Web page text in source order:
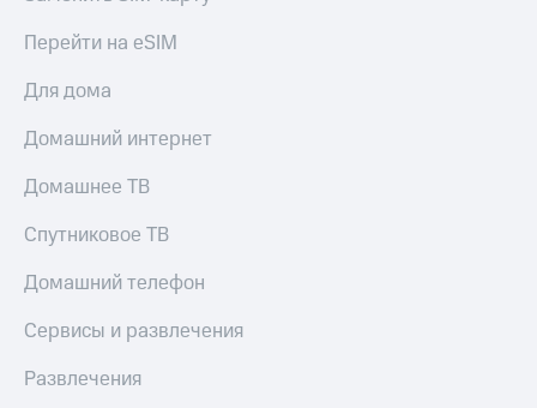
Перейти на eSIM
Для дома
Домашний интернет
Домашнее ТВ
Спутниковое ТВ
Домашний телефон
Сервисы и развлечения
Развлечения